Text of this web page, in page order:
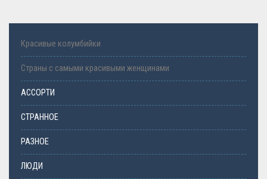
Красивые колумбийки
Страны с самыми красивыми женщинами
АССОРТИ
СТРАННОЕ
РАЗНОЕ
ЛЮДИ